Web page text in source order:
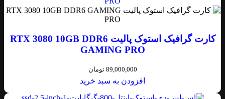
کارت گرافیک استوک پالیت RTX 3080 10GB DDR6
GAMING PRO
89,000,000 تومان
افزودن به سبد خرید